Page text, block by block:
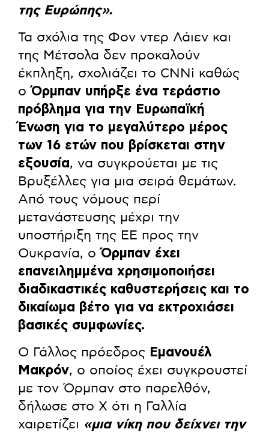
της Ευρώπης».
Τα σχόλια της Φον ντερ Λάιεν και
της Μέτσολα δεν προκαλούν
έκπληξη, σχολιάζει το CNNi καθώς
ο Όρμπαν υπήρξε ένα τεράστιο
πρόβλημα για την Ευρωπαϊκή
Ένωση για το μεγαλύτερο μέρος
των 16 ετών που βρίσκεται στην
εξουσία, να συγκρούεται με τις
Βρυξέλλες για μια σειρά θεμάτων.
Από τους νόμους περί
μετανάστευσης μέχρι την
υποστήριξη της ΕΕ προς την
Ουκρανία, ο Όρμπαν έχει
επανειλημμένα χρησιμοποιήσει
διαδικαστικές καθυστερήσεις και το
δικαίωμα βέτο για να εκτροχιάσει
βασικές συμφωνίες.
Ο Γάλλος πρόεδρος Εμανουέλ
Μακρόν, ο οποίος έχει συγκρουστεί
με τον Όρμπαν στο παρελθόν,
δήλωσε στο X ότι η Γαλλία
χαιρετίζει «μια νίκη που δείχνει την